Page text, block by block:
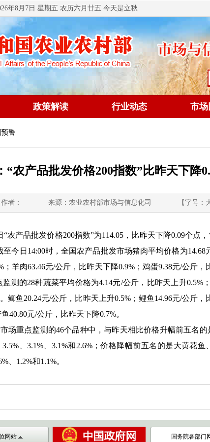
年8月7日 星期五 农历六月廿五 今天是立秋
政策解读 行业动态 市场
预警
“农产品批发价格200指数”比昨天下降
作者： 来源：农业农村部市场与信息化司 【字号：
“农产品批发价格200指数”为114.05，比昨天下降0.09个点，
至今日14:00时，全国农产品批发市场猪肉平均价格为14.68
；羊肉63.46元/公斤，比昨天下降0.9%；鸡蛋9.38元/公斤，
测的28种蔬菜平均价格为4.14元/公斤，比昨天上升0.5%
鲫鱼20.24元/公斤，比昨天上升0.5%；鲤鱼14.96元/公斤，
40.80元/公斤，比昨天下降0.7%。
场重点监测的46个品种中，与昨天相比价格升幅前五名
、3.1%、3.1%和2.6%；价格降幅前五名的是大黄花
、1.2%和1.1%。
网站 国务院各部门